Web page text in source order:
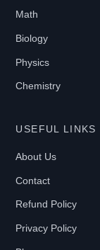
Math
Biology
Physics
Chemistry
USEFUL LINKS
About Us
Contact
Refund Policy
Privacy Policy